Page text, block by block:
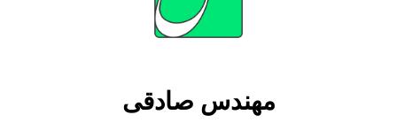
مهندس صادقی